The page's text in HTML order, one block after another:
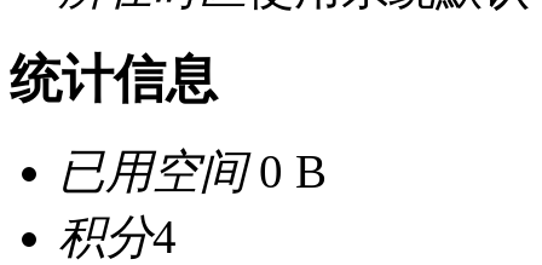
统计信息
已用空间0 B
积分4